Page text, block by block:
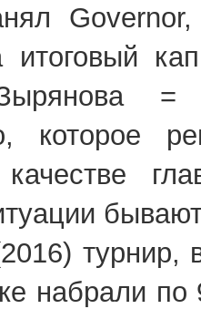
итоговый
=
которое
турнир,
набрали